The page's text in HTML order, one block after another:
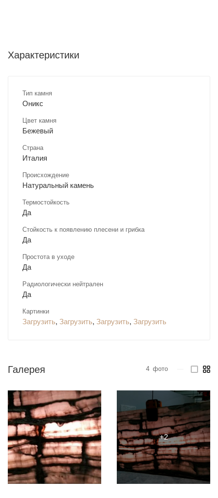
Характеристики
Тип камня
Оникс
Цвет камня
Бежевый
Страна
Италия
Происхождение
Натуральный камень
Термостойкость
Да
Стойкость к появлению плесени и грибка
Да
Простота в уходе
Да
Радиологически нейтрален
Да
Картинки
Загрузить, Загрузить, Загрузить, Загрузить
Галерея 4 фото